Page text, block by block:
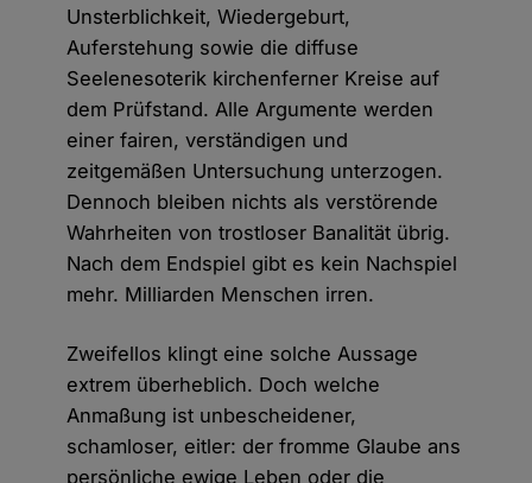
Unsterblichkeit, Wiedergeburt,
Auferstehung sowie die diffuse
Seelenesoterik kirchenferner Kreise auf
dem Prüfstand. Alle Argumente werden
einer fairen, verständigen und
zeitgemäßen Untersuchung unterzogen.
Dennoch bleiben nichts als verstörende
Wahrheiten von trostloser Banalität übrig.
Nach dem Endspiel gibt es kein Nachspiel
mehr. Milliarden Menschen irren.
Zweifellos klingt eine solche Aussage
extrem überheblich. Doch welche
Anmaßung ist unbescheidener,
schamloser, eitler: der fromme Glaube ans
persönliche ewige Leben oder die